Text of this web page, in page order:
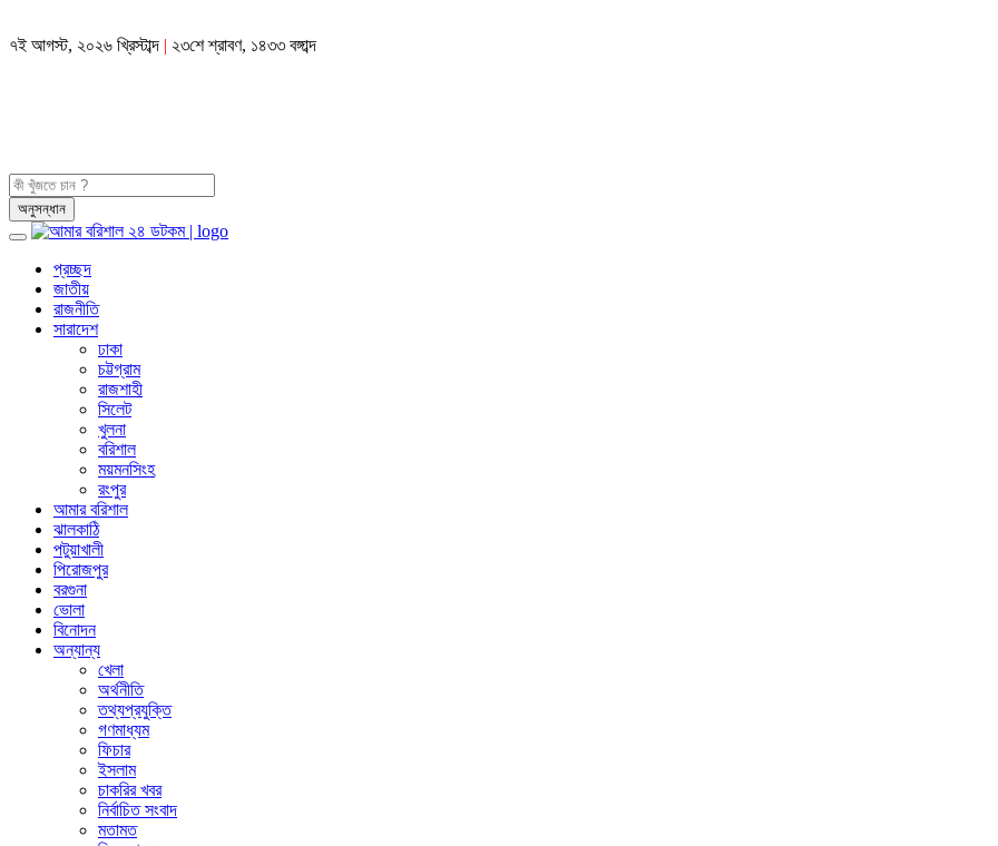
৭ই আগস্ট, ২০২৬ খ্রিস্টাব্দ | ২৩শে শ্রাবণ, ১৪৩৩ বঙ্গাব্দ
প্রচ্ছদ
জাতীয়
রাজনীতি
সারাদেশ
ঢাকা
চট্টগ্রাম
রাজশাহী
সিলেট
খুলনা
বরিশাল
ময়মনসিংহ
রংপুর
আমার বরিশাল
ঝালকাঠি
পটুয়াখালী
পিরোজপুর
বরগুনা
ভোলা
বিনোদন
অন্যান্য
খেলা
অর্থনীতি
তথ্যপ্রযুক্তি
গণমাধ্যম
ফিচার
ইসলাম
চাকরির খবর
নির্বাচিত সংবাদ
মতামত